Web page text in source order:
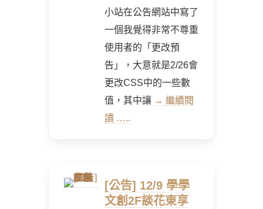
小站在公告網站中寫了
一個我覺得非常不尊重
使用者的「更改預
告」，大意就是2/26會
更改CSS中的一些數
值，其中讓 → 繼續閱
讀 …..
[公告] 12/9 學學
文創2F談花東享